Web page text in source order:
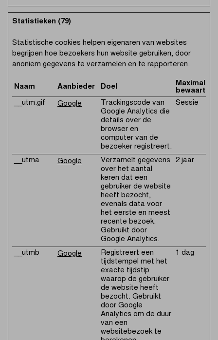
Statistieken (79)
Statistische cookies helpen eigenaren van websites
begrijpen hoe bezoekers hun website gebruiken, door
anoniem gegevens te verzamelen en te rapporteren.
Naam Aanbieder Doel
Maximale
__utm.gif
Google
Trackingscode van
Google Analytics die
details over de
browser en
computer van de
bezoeker registreert.
Sessie
__utma Google
Verzamelt gegevens
over het aantal
keren dat een
gebruiker de website
heeft bezocht,
evenals data voor
het eerste en meest
recente bezoek.
Gebruikt door
Google Analytics.
2 jaar
__utmb Google
Registreert een
tijdstempel met het
exacte tijdstip
waarop de gebruiker
de website heeft
bezocht. Gebruikt
door Google
Analytics om de duur
van een
websitebezoek te
1 dag